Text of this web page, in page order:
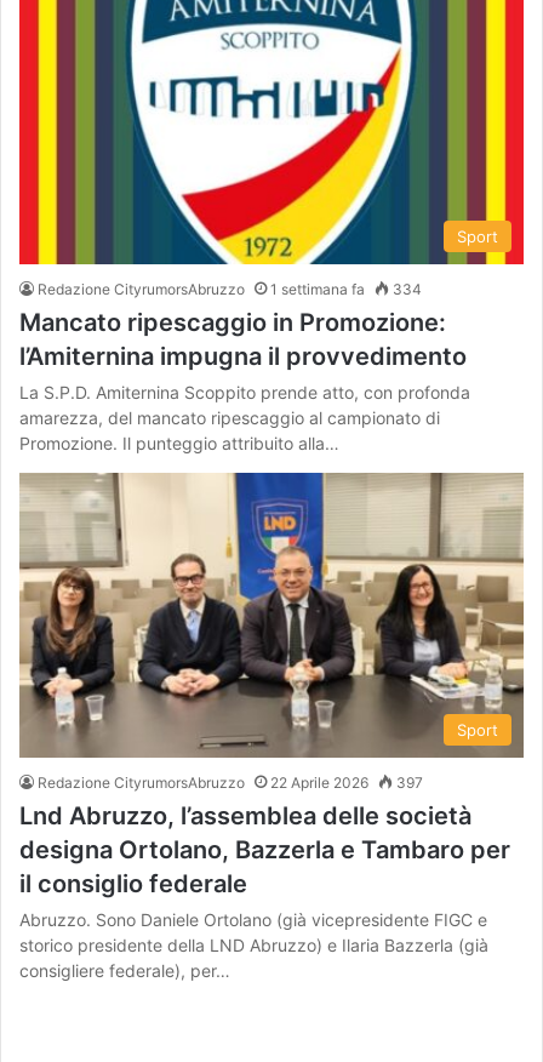
Sport
Redazione CityrumorsAbruzzo 1 settimana fa 334
Mancato ripescaggio in Promozione:
l’Amiternina impugna il provvedimento
La S.P.D. Amiternina Scoppito prende atto, con profonda
amarezza, del mancato ripescaggio al campionato di
Promozione. Il punteggio attribuito alla…
Sport
Redazione CityrumorsAbruzzo 22 Aprile 2026 397
Lnd Abruzzo, l’assemblea delle società
designa Ortolano, Bazzerla e Tambaro per
il consiglio federale
Abruzzo. Sono Daniele Ortolano (già vicepresidente FIGC e
storico presidente della LND Abruzzo) e Ilaria Bazzerla (già
consigliere federale), per…